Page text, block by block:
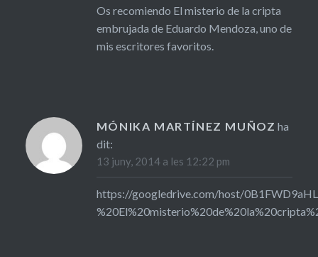
Os recomiendo El misterio de la cripta
embrujada de Eduardo Mendoza, uno de
mis escritores favoritos.
MÓNIKA MARTÍNEZ MUÑOZ ha
dit:
13 juny, 2014 a les 12:22 pm
https://googledrive.com/host/